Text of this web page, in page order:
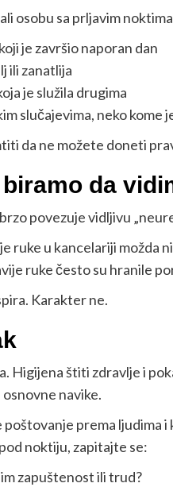
osobu sa prljavim
je završio naporan dan
ili zanatlija
je služila drugima
slučajevima, neko kome
da ne možete doneti
da
povezuje vidljivu
ruke u kancelariji možda
ruke često su hranile
Karakter ne.
Higijena štiti zdravlje i
navike.
poštovanje prema ljudima
noktiju, zapitajte se:
zapuštenost ili trud?